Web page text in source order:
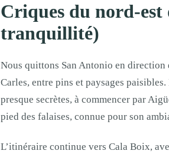
Criques du nord-
tranquillité)
Nous quittons San Antonio en
Carles, entre pins et paysages
presque secrètes, à commencer par
pied des falaises, connue pour son
L’itinéraire continue vers Cala Boix,